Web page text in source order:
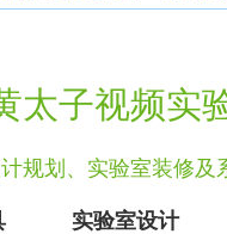
太子视频实
规划、实验室装修
实验室设计